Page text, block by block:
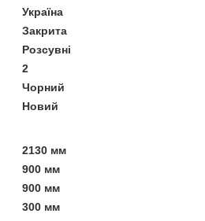
Україна
Закрита
Розсувні
2
Чорний
Новий
2130 мм
900 мм
900 мм
300 мм